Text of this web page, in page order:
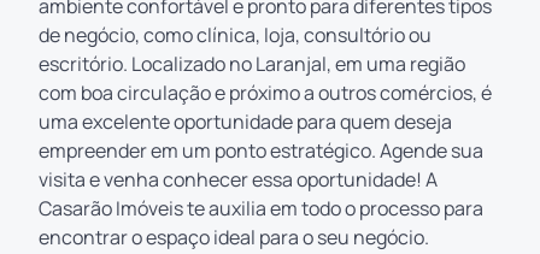
ambiente confortável e pronto para diferentes tipos
de negócio, como clínica, loja, consultório ou
escritório. Localizado no Laranjal, em uma região
com boa circulação e próximo a outros comércios, é
uma excelente oportunidade para quem deseja
empreender em um ponto estratégico. Agende sua
visita e venha conhecer essa oportunidade! A
Casarão Imóveis te auxilia em todo o processo para
encontrar o espaço ideal para o seu negócio.